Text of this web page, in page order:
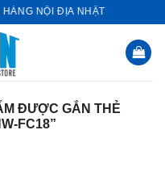
NỘI ĐỊA NHẬT
ĐƯỢC GẮN THẺ
FC18”